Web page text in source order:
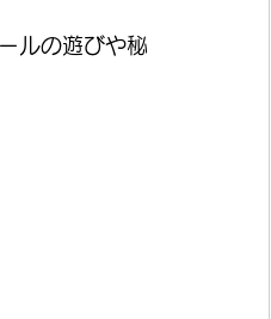
ルの遊びや秘